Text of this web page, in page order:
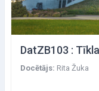
DatZB103 :
Docētājs: Rita Žuka